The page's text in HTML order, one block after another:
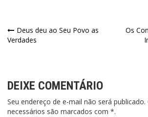
Navegação
Deus deu ao Seu Povo as
Verdades
Os
DEIXE COMENTÁRIO
Seu endereço de e-mail não será publicado.
necessários são marcados com *.